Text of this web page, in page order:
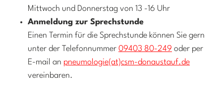
Mittwoch und Donnerstag von 13 -16 Uhr
Anmeldung zur Sprechstunde
Einen Termin für die Sprechstunde können Sie gern
unter der Telefonnummer 09403 80-249 oder per
E-mail an pneumologie(at)csm-donaustauf.de
vereinbaren.